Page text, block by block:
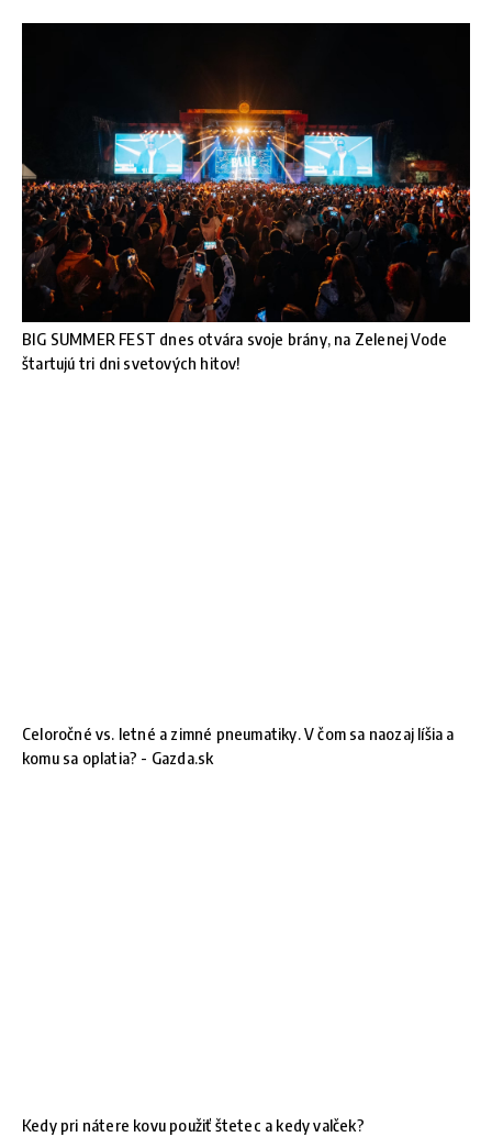
BIG SUMMER FEST dnes otvára svoje brány, na Zelenej Vode
štartujú tri dni svetových hitov!
Celoročné vs. letné a zimné pneumatiky. V čom sa naozaj líšia a
komu sa oplatia? - Gazda.sk
Kedy pri nátere kovu použiť štetec a kedy valček?